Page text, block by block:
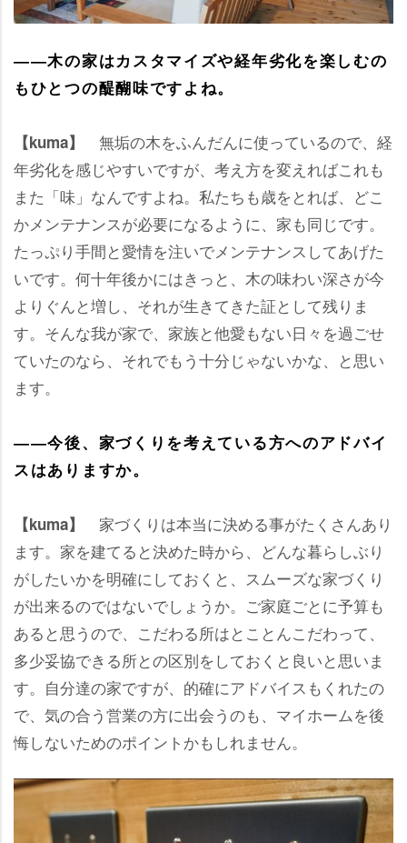
――木の家はカスタマイズや経年劣化を楽しむの
もひとつの醍醐味ですよね。
【kuma】
無垢の木をふんだんに使っているので、経
年劣化を感じやすいですが、考え方を変えればこれも
また「味」なんですよね。私たちも歳をとれば、どこ
かメンテナンスが必要になるように、家も同じです。
たっぷり手間と愛情を注いでメンテナンスしてあげた
いです。何十年後かにはきっと、木の味わい深さが今
よりぐんと増し、それが生きてきた証として残りま
す。そんな我が家で、家族と他愛もない日々を過ごせ
ていたのなら、それでもう十分じゃないかな、と思い
ます。
――今後、家づくりを考えている方へのアドバイ
スはありますか。
【kuma】
家づくりは本当に決める事がたくさんあり
ます。家を建てると決めた時から、どんな暮らしぶり
がしたいかを明確にしておくと、スムーズな家づくり
が出来るのではないでしょうか。ご家庭ごとに予算も
あると思うので、こだわる所はとことんこだわって、
多少妥協できる所との区別をしておくと良いと思いま
す。自分達の家ですが、的確にアドバイスもくれたの
で、気の合う営業の方に出会うのも、マイホームを後
悔しないためのポイントかもしれません。